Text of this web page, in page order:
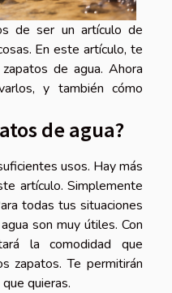
de ser un artículo de
En este artículo, te
de agua. Ahora
y también cómo
de agua?
usos. Hay más
artículo. Simplemente
todas tus situaciones
son muy útiles. Con
la comodidad que
zapatos. Te permitirán
quieras.